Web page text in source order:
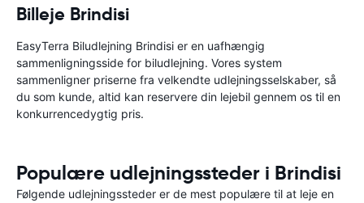
Billeje Brindisi
EasyTerra Biludlejning Brindisi er en uafhængig
sammenligningsside for biludlejning. Vores system
sammenligner priserne fra velkendte udlejningsselskaber, så
du som kunde, altid kan reservere din lejebil gennem os til en
konkurrencedygtig pris.
Populære udlejningssteder i Brindisi
Følgende udlejningssteder er de mest populære til at leje en